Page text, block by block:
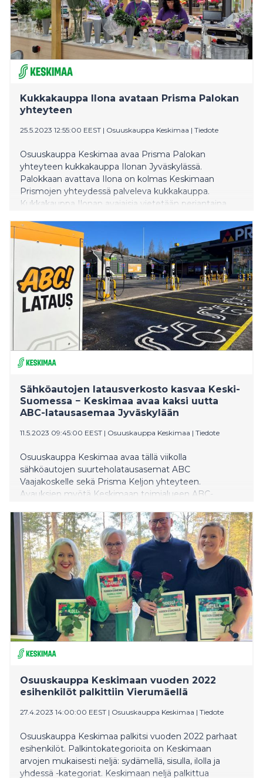
Kukkakauppa Ilona avataan Prisma Palokan
yhteyteen
25.5.2023 12:55:00 EEST | Osuuskauppa Keskimaa | Tiedote
Osuuskauppa Keskimaa avaa Prisma Palokan
yhteyteen kukkakauppa Ilonan Jyväskylässä.
Palokkaan avattava Ilona on kolmas Keskimaan
Prismojen yhteydessä palveleva kukkakauppa.
Kukkakauppa Ilonan avajaisia vietetään perjantaina
Sähköautojen latausverkosto kasvaa Keski-
Suomessa − Keskimaa avaa kaksi uutta
ABC-latausasemaa Jyväskylään
11.5.2023 09:45:00 EEST | Osuuskauppa Keskimaa | Tiedote
Osuuskauppa Keskimaa avaa tällä viikolla
sähköautojen suurteholatausasemat ABC
Vaajakoskelle sekä Prisma Keljon yhteyteen.
Avauksien myötä Keskimaan toimialueen ABC-
Osuuskauppa Keskimaan vuoden 2022
esihenkilöt palkittiin Vierumäellä
27.4.2023 14:00:00 EEST | Osuuskauppa Keskimaa | Tiedote
Osuuskauppa Keskimaa palkitsi vuoden 2022 parhaat
esihenkilöt. Palkintokategorioita on Keskimaan
arvojen mukaisesti neljä: sydämellä, sisulla, ilolla ja
yhdessä -kategoriat. Keskimaan neljä palkittua